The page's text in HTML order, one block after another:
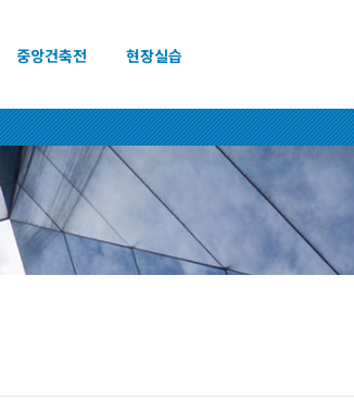
중앙건축전 현장실습